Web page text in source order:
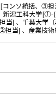
コンソ統括、③
潟工科大学[①-
当] 、千葉大学
担当] 、産業技